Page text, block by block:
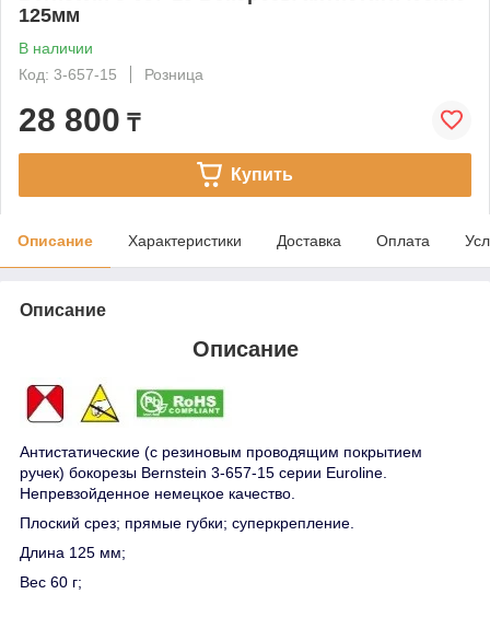
125мм
В наличии
Код: 3-657-15
Розница
28 800 ₸
Купить
Описание Характеристики Доставка Оплата
Описание
Описание
Антистатические (с резиновым проводящим покрытием
ручек) бокорезы Bernstein 3-657-15 серии Euroline.
Непревзойденное немецкое качество.
Плоский срез; прямые губки; суперкрепление.
Длина 125 мм;
Вес 60 г;